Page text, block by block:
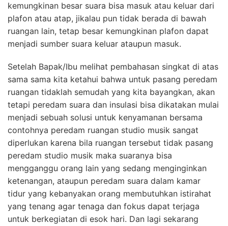
kemungkinan besar suara bisa masuk atau keluar dari
plafon atau atap, jikalau pun tidak berada di bawah
ruangan lain, tetap besar kemungkinan plafon dapat
menjadi sumber suara keluar ataupun masuk.
Setelah Bapak/Ibu melihat pembahasan singkat di atas
sama sama kita ketahui bahwa untuk pasang peredam
ruangan tidaklah semudah yang kita bayangkan, akan
tetapi peredam suara dan insulasi bisa dikatakan mulai
menjadi sebuah solusi untuk kenyamanan bersama
contohnya peredam ruangan studio musik sangat
diperlukan karena bila ruangan tersebut tidak pasang
peredam studio musik maka suaranya bisa
mengganggu orang lain yang sedang menginginkan
ketenangan, ataupun peredam suara dalam kamar
tidur yang kebanyakan orang membutuhkan istirahat
yang tenang agar tenaga dan fokus dapat terjaga
untuk berkegiatan di esok hari. Dan lagi sekarang